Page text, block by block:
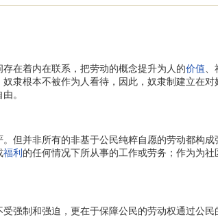
在着内在联系，把劳动的概念提升为人的价值
隶根本不被作为人看待，因此，奴隶制建立在
。
并非所有的非基于公民纯粹自愿的劳动都构成
福利 的任何情况下所从事的工作或劳务；作为为
制和强迫，更在于保障公民的劳动权通过公民